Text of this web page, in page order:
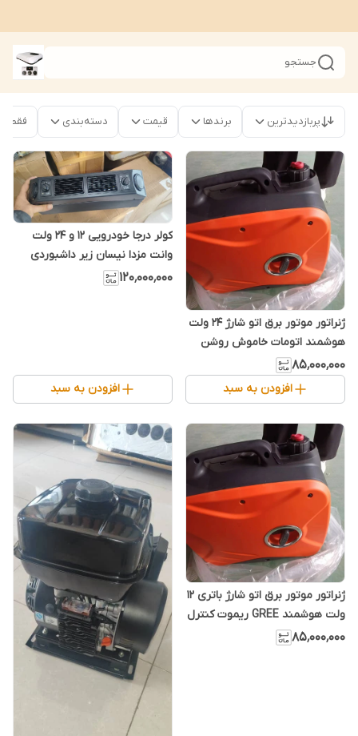
جستجو
پربازدیدترین برندها قیمت دسته‌بندی فقط
ژنراتور موتور برق اتو شارژ 24 ولت
هوشمند اتومات خاموش روشن
GREE ریموت کنترل هندل کنترل
۸۵٬۰۰۰٬۰۰۰
افزودن به سبد
کولر درجا خودرویی 12 و 24 ولت
وانت مزدا نیسان زیر داشبوردی
۱۲۰٬۰۰۰٬۰۰۰
افزودن به سبد
ژنراتور موتور برق اتو شارژ باتری 12
ولت هوشمند GREE ریموت کنترل
هندل واتومات
۸۵٬۰۰۰٬۰۰۰